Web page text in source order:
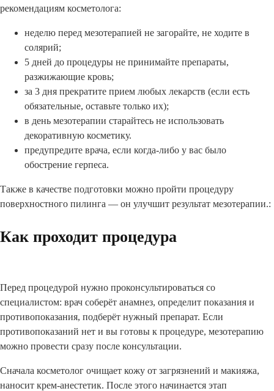
рекомендациям косметолога:
неделю перед мезотерапией не загорайте, не ходите в
солярий;
5 дней до процедуры не принимайте препараты,
разжижающие кровь;
за 3 дня прекратите прием любых лекарств (если есть
обязательные, оставьте только их);
в день мезотерапии старайтесь не использовать
декоративную косметику.
предупредите врача, если когда-либо у вас было
обострение герпеса.
Также в качестве подготовки можно пройти процедуру
поверхностного пилинга — он улучшит результат мезотерапии.:
Как проходит процедура
Перед процедурой нужно проконсультироваться со
специалистом: врач соберёт анамнез, определит показания и
противопоказания, подберёт нужный препарат. Если
противопоказаний нет и вы готовы к процедуре, мезотерапию
можно провести сразу после консультации.
Сначала косметолог очищает кожу от загрязнений и макияжа,
наносит крем-анестетик. После этого начинается этап